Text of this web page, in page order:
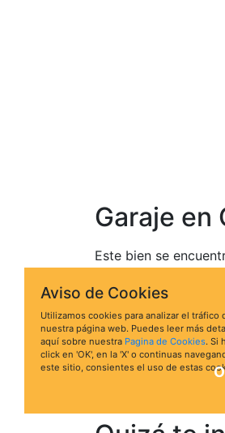
Aviso de Cookies
Utilizamos cookies para analizar el tráfico
nuestra página web. Puedes leer más
aquí sobre nuestra Pagina de Cookies. Si
click en 'OK', en la 'X' o continuas
este sitio, consientes el uso de estas
Garaje en
Este bien se
Está valorado en
No hay pujas para
Para acceder a la